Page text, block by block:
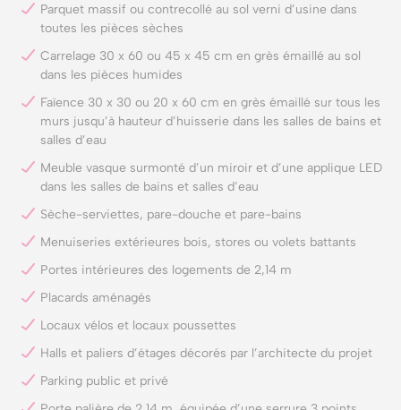
Parquet massif ou contrecollé au sol verni d’usine dans
toutes les pièces sèches
Carrelage 30 x 60 ou 45 x 45 cm en grès émaillé au sol
dans les pièces humides
Faïence 30 x 30 ou 20 x 60 cm en grès émaillé sur tous les
murs jusqu’à hauteur d’huisserie dans les salles de bains et
salles d’eau
Meuble vasque surmonté d’un miroir et d’une applique LED
dans les salles de bains et salles d’eau
Sèche-serviettes, pare-douche et pare-bains
Menuiseries extérieures bois, stores ou volets battants
Portes intérieures des logements de 2,14 m
Placards aménagés
Locaux vélos et locaux poussettes
Halls et paliers d’étages décorés par l’architecte du projet
Parking public et privé